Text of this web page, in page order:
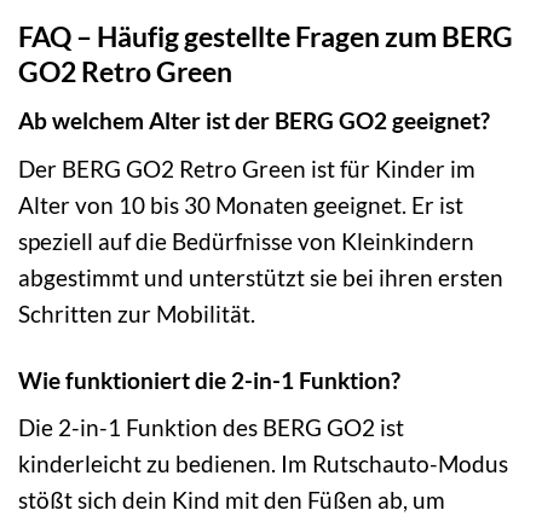
FAQ – Häufig gestellte Fragen zum BERG
GO2 Retro Green
Ab welchem Alter ist der BERG GO2 geeignet?
Der BERG GO2 Retro Green ist für Kinder im
Alter von 10 bis 30 Monaten geeignet. Er ist
speziell auf die Bedürfnisse von Kleinkindern
abgestimmt und unterstützt sie bei ihren ersten
Schritten zur Mobilität.
Wie funktioniert die 2-in-1 Funktion?
Die 2-in-1 Funktion des BERG GO2 ist
kinderleicht zu bedienen. Im Rutschauto-Modus
stößt sich dein Kind mit den Füßen ab, um